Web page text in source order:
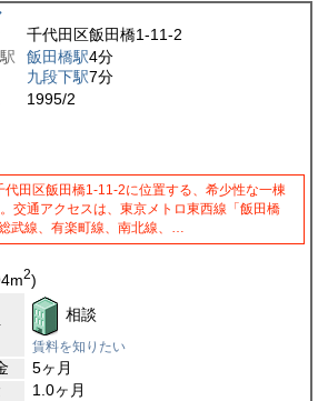
千代田区飯田橋1-11-2
飯田橋駅4分
九段下駅7分
1995/2
代田区飯田橋1-11-2に位置する、希少性な一棟
交通アクセスは、東京メトロ東西線「飯田橋
武線、有楽町線、南北線、…
m2)
相談
賃料を知りたい
5ヶ月
1.0ヶ月